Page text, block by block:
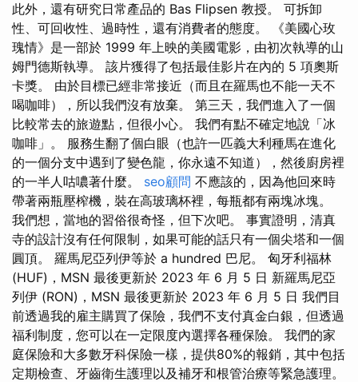
此外，還有研究日常產品的 Bas Flipsen 教授。 可拆卸
性、可回收性、過時性，還有消費者的態度。 《美國心玫
瑰情》是一部於 1999 年上映的美國電影，由初次執導的山
姆門德斯執導。 該片獲得了包括最佳影片在內的 5 項奧斯
卡獎。 由於目標已經非常接近（而且在羅馬也不能一天不
喝咖啡），所以我們沒有放棄。 第三天，我們進入了一個
比較常去的旅遊點，但很小心。 我們有點不確定地說「冰
咖啡」。 服務生翻了個白眼（也許一匹義大利種馬在進化
的一個分支中遇到了變色龍，你永遠不知道），然後廚房裡
的一半人咕噥著什麼。 seo顧問 不應該的，因為他回來時
帶著兩瓶壓榨機，裝在高玻璃杯裡，每瓶都有兩塊冰塊。
我們想，當地的習俗很奇怪，但下次吧。 事實證明，清真
寺的設計沒有任何限制，如果可能的話只有一個尖塔和一個
圓頂。 羅馬尼亞列伊等於 a hundred 巴尼。 匈牙利福林
(HUF)，MSN 最後更新於 2023 年 6 月 5 日 新羅馬尼亞
列伊 (RON)，MSN 最後更新於 2023 年 6 月 5 日 我們目
前透過我的雇主購買了保險，我們不支付真金白銀，但透過
福利制度，您可以在一定限度內選擇各種保險。 我們的家
庭保險和大多數牙科保險一樣，提供80%的報銷，其中包括
定期檢查、牙齒衛生護理以及補牙和根管治療等緊急護理。